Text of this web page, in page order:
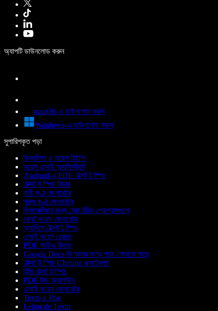
অ্যাপটি ডাউনলোড করুন
macOS-এ ডাউনলোড করুন
Windows-এ ডাউনলোড করুন
সুপারিশকৃত পড়া
ডিকটেশন ও ভয়েস টাইপিং
ভয়েস এআই অ্যাসিস্ট্যান্ট
Android-এ PDF টেক্সট টু স্পিচ
টেক্সট টু স্পিচ রিডার
নারী কণ্ঠ জেনারেটর
পুরুষ কণ্ঠ জেনারেটর
ডিসলেক্সিয়ার জন্য সেরা রিডিং প্রোগ্রামগুলো
রোবট ভয়েস জেনারেটর
অ্যানিমে টেক্সট টু স্পিচ
এআই ভয়েস চেঞ্জার
PDF অডিও রিডার
Google Docs কি আমার জন্য পড়ে শোনাতে পারে
টেক্সট টু স্পিচ Chrome এক্সটেনশন
হিন্দি টেক্সট টু স্পিচ
PDF রিড অ্যালাউড
এআই ভয়েস জেনারেটর
Texto a Voz
Leitor de Texto